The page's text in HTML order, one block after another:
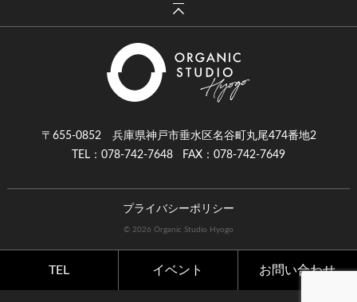
〒655-0852 兵庫県神戸市垂水区名谷町丸尾474番地2
TEL：078-742-7648
FAX：078-742-7649
プライバシーポリシー
© 2026 Organic Studio Hyogo
TEL イベント お問い合わせ